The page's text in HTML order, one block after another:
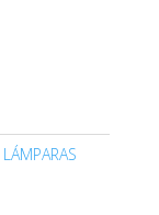
LÁMPARAS